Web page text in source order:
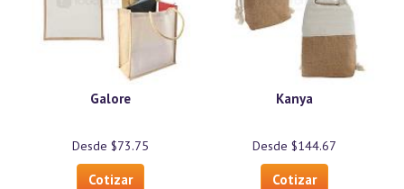
Galore
Desde $73.75
Cotizar
Kanya
Desde $144.67
Cotizar